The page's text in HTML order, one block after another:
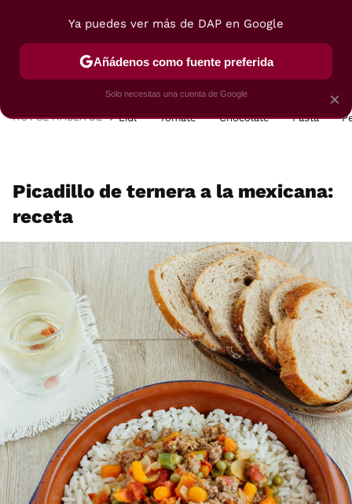
POSTRES VIAJES SELECCIÓN VEGUI
HOY SE HABLA DE Lidl Tomate Chocolate Pasta
Picadillo de ternera a la mexicana:
receta
×
Ya puedes ver más de DAP en Google
Añádenos como fuente preferida
Solo necesitas una cuenta de Google